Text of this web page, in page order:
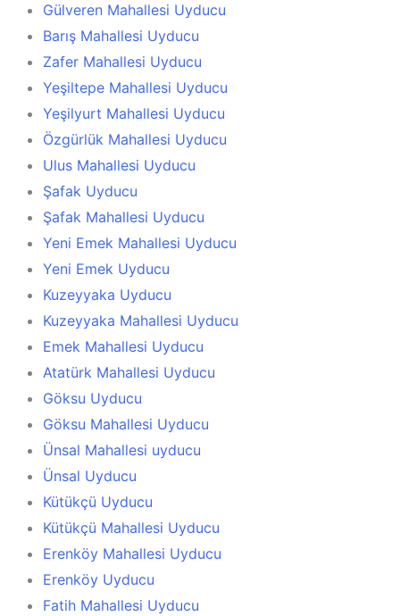
Gülveren Mahallesi Uyducu
Barış Mahallesi Uyducu
Zafer Mahallesi Uyducu
Yeşiltepe Mahallesi Uyducu
Yeşilyurt Mahallesi Uyducu
Özgürlük Mahallesi Uyducu
Ulus Mahallesi Uyducu
Şafak Uyducu
Şafak Mahallesi Uyducu
Yeni Emek Mahallesi Uyducu
Yeni Emek Uyducu
Kuzeyyaka Uyducu
Kuzeyyaka Mahallesi Uyducu
Emek Mahallesi Uyducu
Atatürk Mahallesi Uyducu
Göksu Uyducu
Göksu Mahallesi Uyducu
Ünsal Mahallesi uyducu
Ünsal Uyducu
Kütükçü Uyducu
Kütükçü Mahallesi Uyducu
Erenköy Mahallesi Uyducu
Erenköy Uyducu
Fatih Mahallesi Uyducu